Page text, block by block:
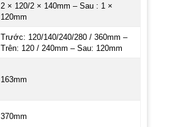
2 × 120/2 × 140mm – Sau : 1 ×
120mm
Trước: 120/140/240/280 / 360mm –
Trên: 120 / 240mm – Sau: 120mm
163mm
370mm